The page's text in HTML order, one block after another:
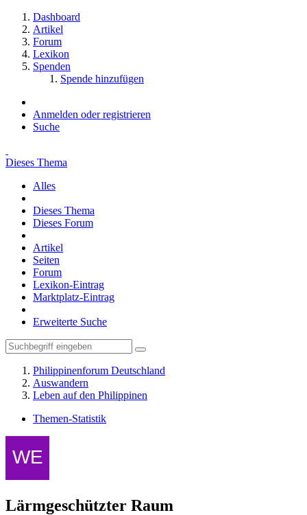
Dashboard
Artikel
Forum
Lexikon
Spenden
Spende hinzufügen
Anmelden oder registrieren
Suche
Dieses Thema
Alles
Dieses Thema
Dieses Forum
Artikel
Seiten
Forum
Lexikon-Eintrag
Marktplatz-Eintrag
Erweiterte Suche
Philippinenforum Deutschland
Auswandern
Leben auf den Philippinen
Themen-Statistik
Lärmgeschützter Raum